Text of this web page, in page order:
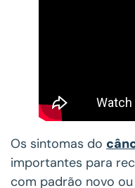
Os sintomas do
importantes para
com padrão novo